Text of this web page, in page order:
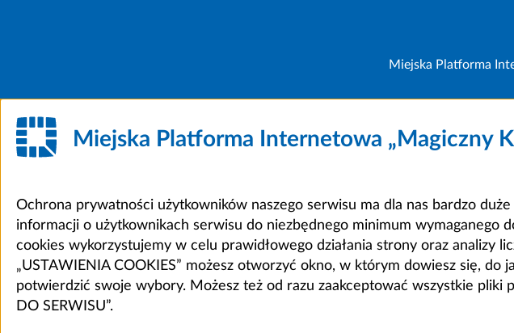
Miejska Platforma
Miejska Platforma Internetowa „Magiczny
Ochrona prywatności użytkowników naszego serwisu ma dla nas bardzo
informacji o użytkownikach serwisu do niezbędnego minimum wymaganego
cookies wykorzystujemy w celu prawidłowego działania strony oraz analizy
„USTAWIENIA COOKIES” możesz otworzyć okno, w którym dowiesz się,
potwierdzić swoje wybory. Możesz też od razu zaakceptować wszystkie pliki
DO SERWISU”.